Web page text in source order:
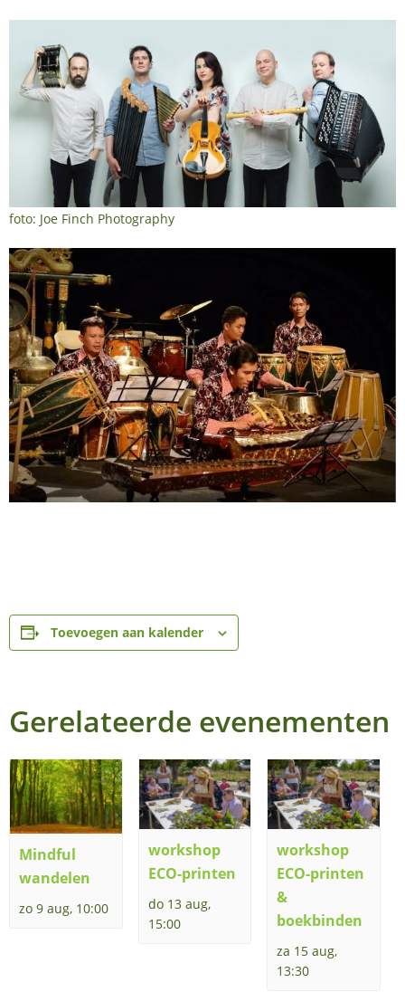
foto: Joe Finch Photography
Toevoegen aan kalender
Gerelateerde evenementen
Mindful
wandelen
zo 9 aug, 10:00
workshop
ECO-printen
do 13 aug,
15:00
workshop
ECO-printen
&
boekbinden
za 15 aug,
13:30